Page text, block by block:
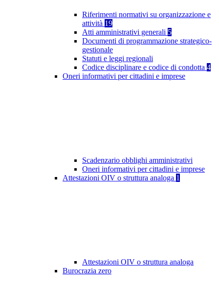
Riferimenti normativi su organizzazione e
attività 19
Atti amministrativi generali 5
Documenti di programmazione strategico-
gestionale
Statuti e leggi regionali
Codice disciplinare e codice di condotta 4
Oneri informativi per cittadini e imprese
Scadenzario obblighi amministrativi
Oneri informativi per cittadini e imprese
Attestazioni OIV o struttura analoga 1
Attestazioni OIV o struttura analoga
Burocrazia zero